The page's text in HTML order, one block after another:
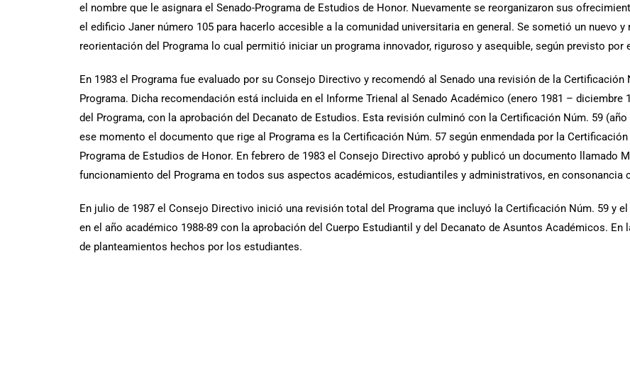
el nombre que le asignara el Senado-Programa de Estudios de Honor. Nuevamente se reorganizaron sus
el edificio Janer número 105 para hacerlo accesible a la comunidad universitaria en general. Se sometió un nuevo
reorientación del Programa lo cual permitió iniciar un programa innovador, riguroso y asequible, según previsto por
En 1983 el Programa fue evaluado por su Consejo Directivo y recomendó al Senado una revisión de la Certificación
Programa. Dicha recomendación está incluida en el Informe Trienal al Senado Académico (enero 1981 –
del Programa, con la aprobación del Decanato de Estudios. Esta revisión culminó con la Certificación Núm. 59
ese momento el documento que rige al Programa es la Certificación Núm. 57 según enmendada por la
Programa de Estudios de Honor. En febrero de 1983 el Consejo Directivo aprobó y publicó un documento llamado
funcionamiento del Programa en todos sus aspectos académicos, estudiantiles y administrativos, en consonancia
En julio de 1987 el Consejo Directivo inició una revisión total del Programa que incluyó la Certificación Núm. 59 y
en el año académico 1988-89 con la aprobación del Cuerpo Estudiantil y del Decanato de Asuntos Académicos.
de planteamientos hechos por los estudiantes.